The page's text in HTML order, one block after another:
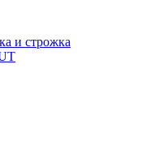
и строжка